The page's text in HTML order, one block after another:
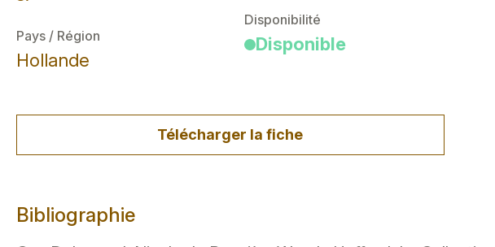
Pays / Région
Hollande
Disponibilité
Disponible
Télécharger la fiche
Bibliographie